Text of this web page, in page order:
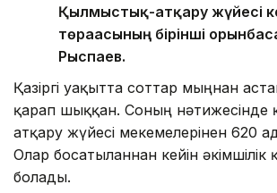
Қылмыстық-атқару жүйесі
төрағасының бірінші
Рыспаев.
Қазіргі уақытта соттар мыңнан
қарап шыққан. Соның нәтижесінде
атқару жүйесі мекемелерінен 620
Олар босатылғаннан кейін әкімшілік
болады.